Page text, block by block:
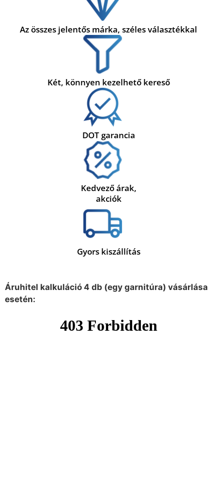
Az összes jelentős márka, széles választékkal
Két, könnyen kezelhető kereső
DOT garancia
Kedvező árak,
akciók
Gyors kiszállítás
Áruhitel kalkuláció 4 db (egy garnitúra) vásárlása
esetén: